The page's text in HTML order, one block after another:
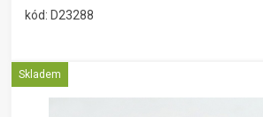
kód: D23288
Skladem